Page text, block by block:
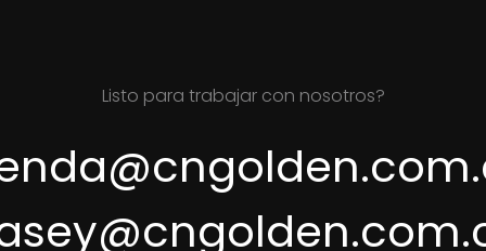
Listo para trabajar con nosotros?